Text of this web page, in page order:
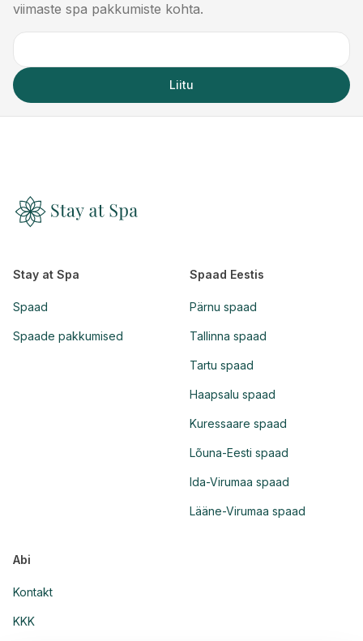
viimaste spa pakkumiste kohta.
Liitu
Stay at Spa
Spaad
Spaade pakkumised
Spaad Eestis
Pärnu spaad
Tallinna spaad
Tartu spaad
Haapsalu spaad
Kuressaare spaad
Lõuna-Eesti spaad
Ida-Virumaa spaad
Lääne-Virumaa spaad
Abi
Kontakt
KKK